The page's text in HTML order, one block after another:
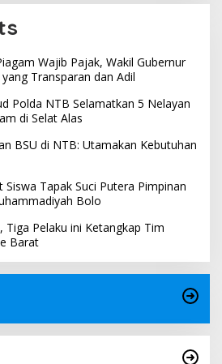
Wajib Pajak, Wakil Gubernur
Transparan dan Adil
Polda NTB Selamatkan 5 Nelayan
di Selat Alas
BSU di NTB: Utamakan Kebutuhan
Tapak Suci Putera Pimpinan
Bolo
Tiga Pelaku ini Ketangkap Tim
Barat